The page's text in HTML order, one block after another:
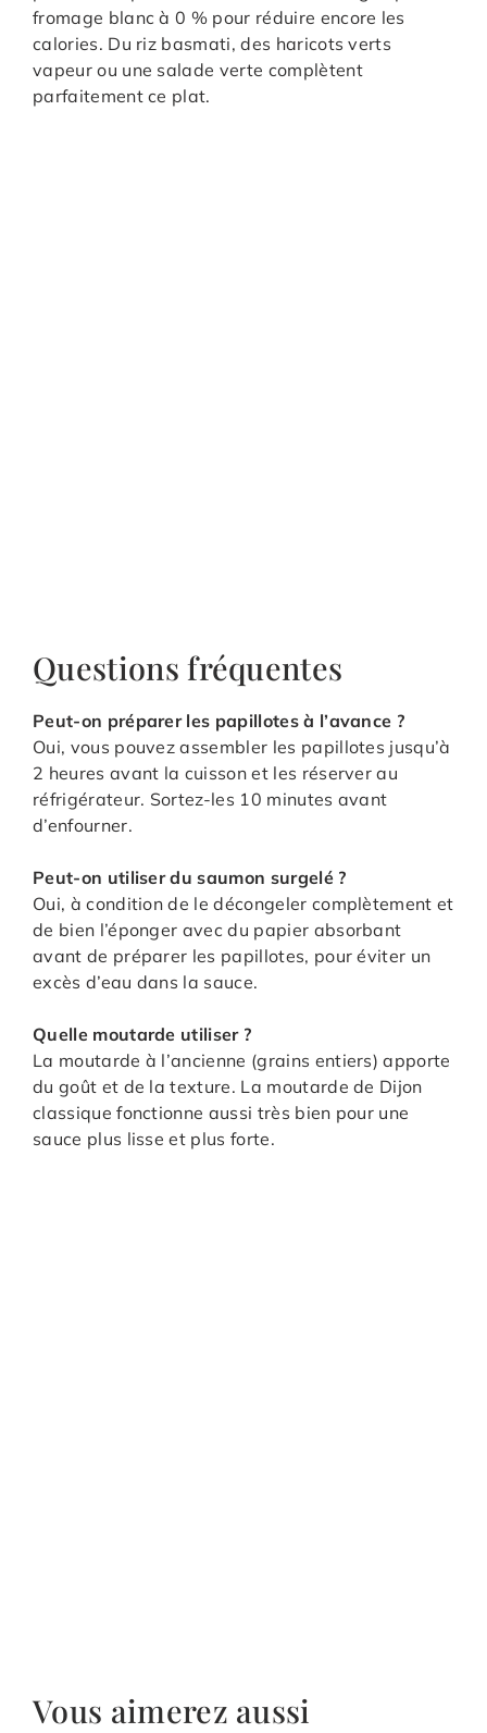
fromage blanc à 0 % pour réduire encore les
calories. Du riz basmati, des haricots verts
vapeur ou une salade verte complètent
parfaitement ce plat.
Questions fréquentes
Peut-on préparer les papillotes à l’avance ?
Oui, vous pouvez assembler les papillotes jusqu’à
2 heures avant la cuisson et les réserver au
réfrigérateur. Sortez-les 10 minutes avant
d’enfourner.
Peut-on utiliser du saumon surgelé ?
Oui, à condition de le décongeler complètement et
de bien l’éponger avec du papier absorbant
avant de préparer les papillotes, pour éviter un
excès d’eau dans la sauce.
Quelle moutarde utiliser ?
La moutarde à l’ancienne (grains entiers) apporte
du goût et de la texture. La moutarde de Dijon
classique fonctionne aussi très bien pour une
sauce plus lisse et plus forte.
Vous aimerez aussi